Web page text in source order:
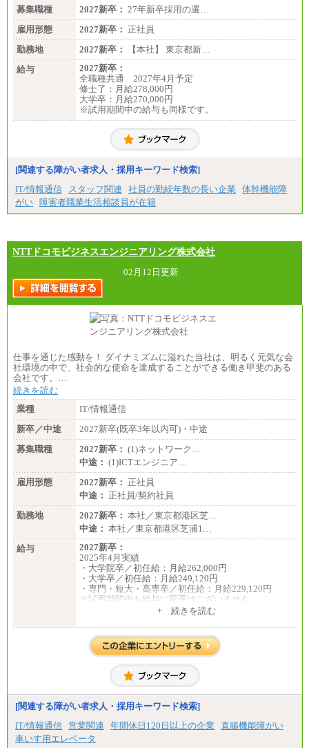
募集職種
2027新卒： 27年新卒採用の選…
雇用形態
2027新卒： 正社員
勤務地
2027新卒：
【本社】 東京都新…
給与
2027新卒：
全職種共通 2027年4月予定
修士了：月給278,000円
大学卒：月給270,000円
※試用期間中の給与も同様です。
[関連する障がい者求人・採用キーワード検索]
IT/情報通信
スタッフ関連 社員の勤続年数の長い企業
体幹機能障
がい 障害者職業生活相談員が在籍
NTTドコモビジネスエンジニアリング株式会社
02月12日更新
仕事を通じた感動を！ ダイナミズムに溢れた当社は、明るく元気な会
社環境の中で、社会的な使命を達成することができる働き甲斐のある
会社です。…
続きを読む
業種
IT/情報通信
新卒／中途
2027新卒(既卒3年以内可)・中途
募集職種
2027新卒： (1)ネットワーク…
中途： (1)ICTエンジニア…
雇用形態
2027新卒： 正社員
中途： 正社員/契約社員
勤務地
2027新卒： 本社／東京都港区芝…
中途： 本社／東京都港区芝浦1…
給与
2027新卒：
2025年4月実績
・大学院卒／初任給：月給262,000円
・大学卒／初任給：月給249,120円
・専門・短大・高専卒／初任給：月給229,120円
※試用期間中も給与に変更はございません
※試用期間中(2ヶ月間)も給与等に変更はございませ
※給与額は、経験、能力を考慮し決定致します。
+ 続きを読む
[関連する障がい者求人・採用キーワード検索]
IT/情報通信 営業関連 年間休日120日以上の企業
直腸機能障がい
車いす用エレベータ